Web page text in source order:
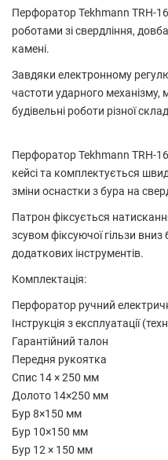
Перфоратор Tekhmann TRH-
роботами зі свердління,
камені.
Завдяки електронному
частоти ударного
будівельні роботи різної
Перфоратор Tekhmann TRH-
кейсі та комплектується
зміни оснастки з бура на
Патрон фіксується
зсувом фіксуючої гільзи
додаткових інструментів.
Комплектація:
Перфоратор ручний
Інструкція з експлуатації
Гарантійний талон
Передня рукоятка
Спис 14 × 250 мм
Долото 14×250 мм
Бур 8×150 мм
Бур 10×150 мм
Бур 12 × 150 мм